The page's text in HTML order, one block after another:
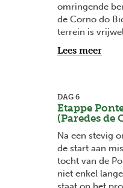
omringende
de Corno do
terrein is
die de mooie
Neiva en de
danken aan de
Lima.
18 km | 210 m
Overnachting
Lees meer
DAG 6
Etappe
(Paredes de
Na een stevig
de start aan
tocht van de
niet enkel